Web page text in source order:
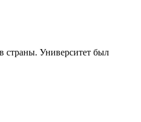
страны. Университет был